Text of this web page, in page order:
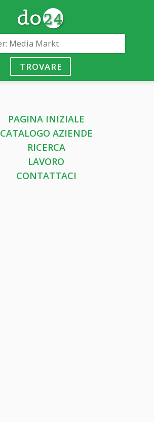
TROVARE
PAGINA INIZIALE
CATALOGO AZIENDE
RICERCA
LAVORO
CONTATTACI